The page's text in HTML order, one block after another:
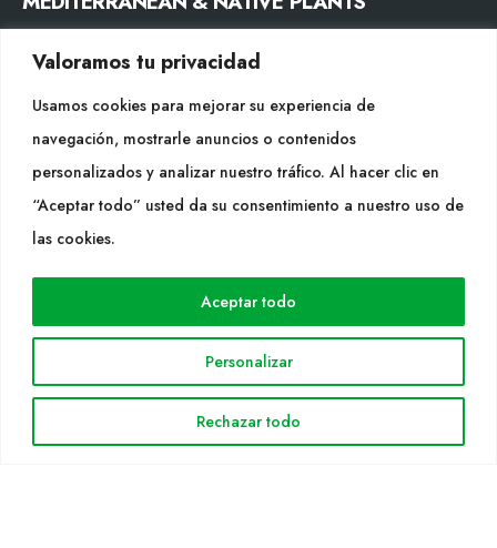
Valoramos tu privacidad
Usamos cookies para mejorar su experiencia de
navegación, mostrarle anuncios o contenidos
personalizados y analizar nuestro tráfico. Al hacer clic en
“Aceptar todo” usted da su consentimiento a nuestro uso de
las cookies.
Personalizar
Rechazar todo
Aceptar todo
CONTACTO
Tel. +34 977053013
info@cultidelta.com
SÍGUENOS
Cultidelta
Especies